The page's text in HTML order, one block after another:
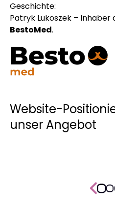
Geschichte:
Patryk Lukoszek –
BestoMed.
Website-
unser Angebot